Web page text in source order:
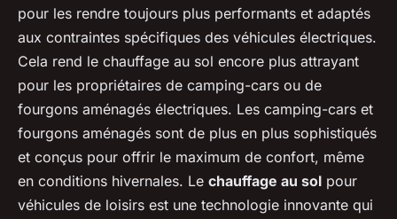
pour les rendre toujours plus performants et adaptés
aux contraintes spécifiques des véhicules électriques.
Cela rend le chauffage au sol encore plus attrayant
pour les propriétaires de camping-cars ou de
fourgons aménagés électriques. Les camping-cars et
fourgons aménagés sont de plus en plus sophistiqués
et conçus pour offrir le maximum de confort, même
en conditions hivernales. Le chauffage au sol pour
véhicules de loisirs est une technologie innovante qui